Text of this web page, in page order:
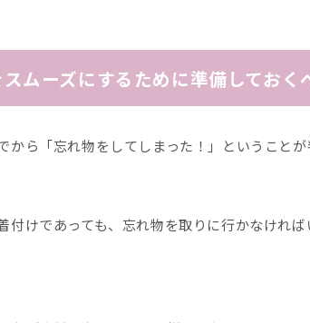
ムーズにするために準備しておく
から「忘れ物をしてしまった！」ということ
付けであっても、忘れ物を取りに行かなけれ